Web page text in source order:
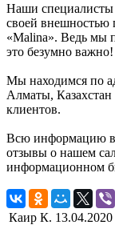
Наши
своей внешностью
«Malina». Ведь мы
это безумно важно!
Мы находимся по
Алматы, Казахстан
клиентов.
Всю информацию в
отзывы о нашем
информационном
Каир К. 13.04.2020